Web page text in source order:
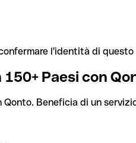
l'identità di
Paesi con
Beneficia di un